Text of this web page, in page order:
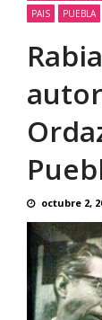
PAIS
PUEBLA
octubre 2,